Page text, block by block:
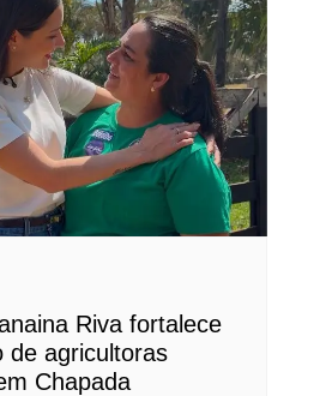
Riva fortalece
de agricultoras
Chapada